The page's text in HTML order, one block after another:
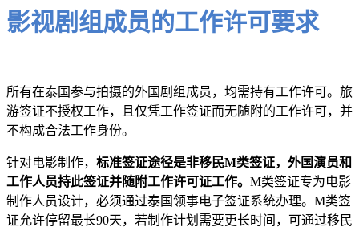
影视剧组成员的工作许可要求
所有在泰国参与拍摄的外国剧组成员，均需持有工作许可。旅
游签证不授权工作，且仅凭工作签证而无随附的工作许可，并
不构成合法工作身份。
针对电影制作， 标准签证途径是非移民M类签证，外国演员和
工作人员持此签证并随附工作许可证工作。 M类签证专为电影
制作人员设计，必须通过泰国领事电子签证系统办理。M类签
证允许停留最长90天，若制作计划需要更长时间，可通过移民